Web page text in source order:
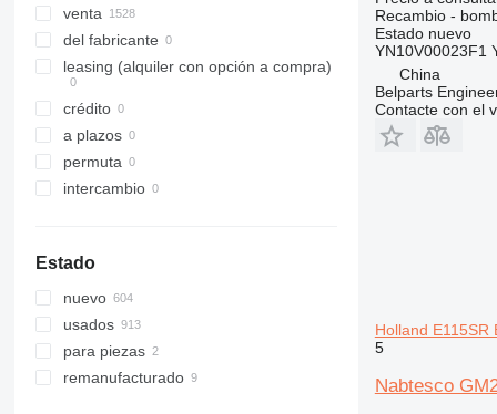
308
311
312
314
315
316
317
321
322
323
324
535
536
537
541
550
560
926
8018
8025
8026
8030
venta
del fabricante
leasing (alquiler con opción a compra)
crédito
a plazos
permuta
intercambio
Estado
nuevo
usados
para piezas
remanufacturado
Recambio -
Estadonuevo
YN10V00023F1
China
Belparts
Contacte con el
Holland E115SR
5
Nabtesco